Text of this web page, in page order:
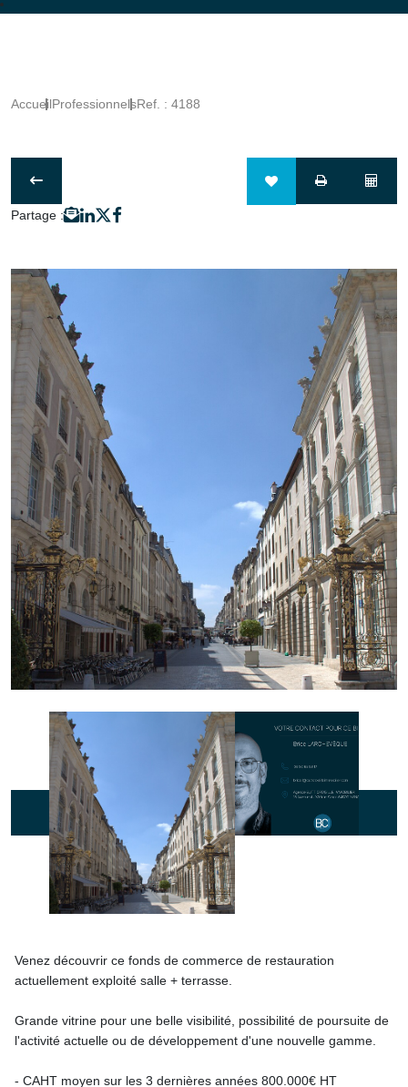
AccueilProfessionnelsRef. : 4188
Partage :
Venez découvrir ce fonds de commerce de restauration
actuellement exploité salle + terrasse.
Grande vitrine pour une belle visibilité, possibilité de poursuite de
l'activité actuelle ou de développement d'une nouvelle gamme.
- CAHT moyen sur les 3 dernières années 800.000€ HT